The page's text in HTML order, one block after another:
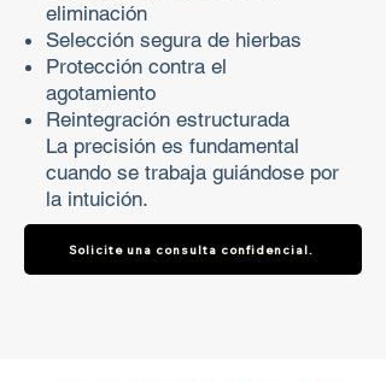
eliminación
Selección segura de hierbas
Protección contra el
agotamiento
Reintegración estructurada
La precisión es fundamental
cuando se trabaja guiándose por
la intuición.
Solicite una consulta confidencial.